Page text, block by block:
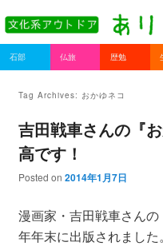
Main menu
Skip to primary content
Skip to secondary content
石部 仏旅 歴勉
Tag Archives: おかゆネコ
吉田戦車さんの『
高です！
Posted on 2014年1月7日
漫画家・吉田戦車さん
年年末に出版されました。